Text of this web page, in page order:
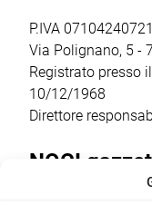
P.IVA 07104240721
Via Polignano, 5 -
Registrato presso
10/12/1968
Direttore
NOCI